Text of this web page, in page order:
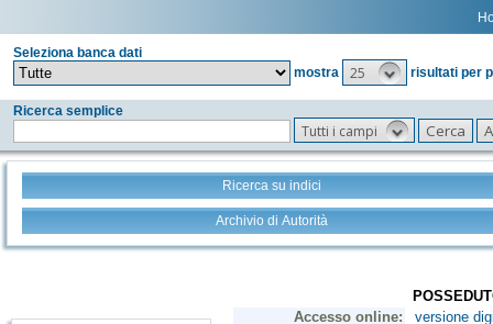
Seleziona banca dati
mostra
25 risultati per
Ricerca semplice
Tutti i campi
Ricerca su indici
Archivio di Autorità